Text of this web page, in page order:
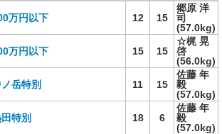
万円以下 12 15
郷原 洋
司
(57.0kg)
万円以下 15 15
☆梶 晃
啓
(56.0kg)
岳特別 11 15
佐藤 年
毅
(57.0kg)
特別 18 6
佐藤 年
毅
(57.0kg)